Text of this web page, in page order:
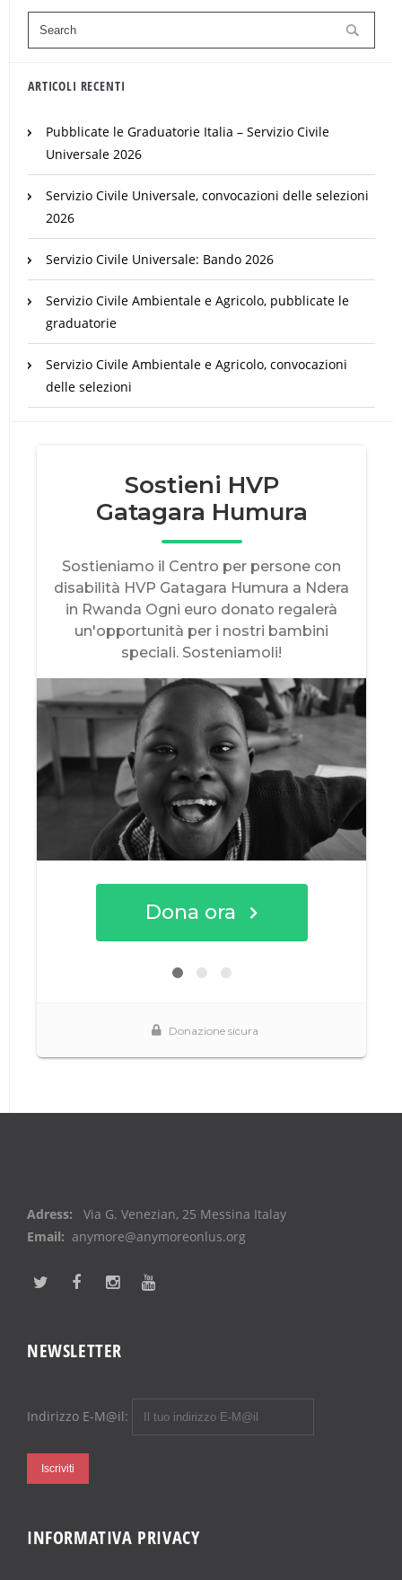
ARTICOLI RECENTI
Pubblicate le Graduatorie Italia – Servizio Civile
Universale 2026
Servizio Civile Universale, convocazioni delle selezioni
2026
Servizio Civile Universale: Bando 2026
Servizio Civile Ambientale e Agricolo, pubblicate le
graduatorie
Servizio Civile Ambientale e Agricolo, convocazioni
delle selezioni
Adress: Via G. Venezian, 25 Messina Italay
Email: anymore@anymoreonlus.org
NEWSLETTER
Indirizzo E-M@il:
INFORMATIVA PRIVACY